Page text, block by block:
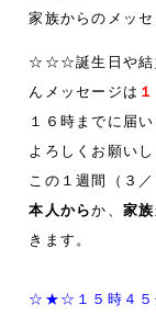
家族からのメッ
☆☆☆誕生日や結
んメッセージは
１６時までに届
よろしくお願い
この１週間（３
本人からか、家
きます。
☆★☆１５時４５